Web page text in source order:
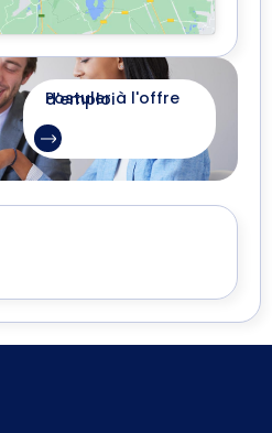
Postuler à l'offre d'emploi